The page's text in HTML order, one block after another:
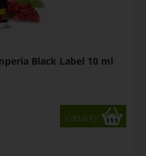
Black Label 10 ml
Varianty